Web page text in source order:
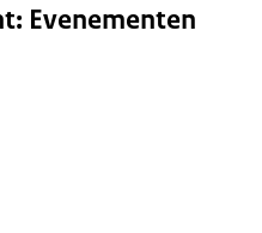
Evenementen